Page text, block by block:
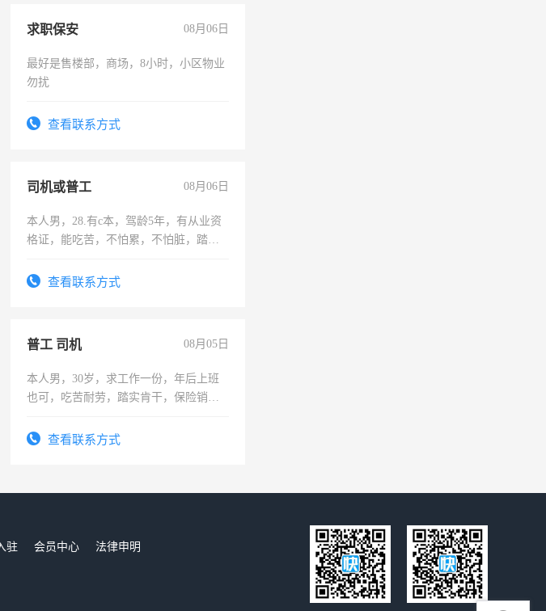
求职保安 08月06日
最好是售楼部，商场，8小时，小区物业
勿扰
查看联系方式
司机或普工 08月06日
本人男，28.有c本，驾龄5年，有从业资
格证，能吃苦，不怕累，不怕脏，踏
查看联系方式
普工 司机 08月05日
本人男，30岁，求工作一份，年后上班
也可，吃苦耐劳，踏实肯干，保险销售
查看联系方式
驻 会员中心
法律申明